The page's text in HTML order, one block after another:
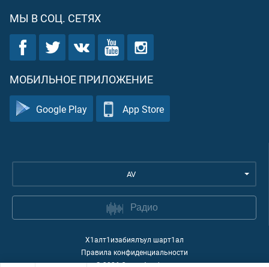
МЫ В СОЦ. СЕТЯХ
МОБИЛЬНОЕ ПРИЛОЖЕНИЕ
Google Play App Store
AV
Радио
Х1алт1изабиялъул шарт1ал
Правила конфиденциальности
©2026Quran Academy